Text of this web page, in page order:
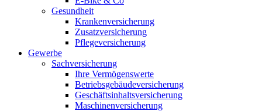
Gesundheit
Krankenversicherung
Zusatzversicherung
Pflegeversicherung
Gewerbe
Sachversicherung
Ihre Vermögenswerte
Betriebsgebäudeversicherung
Geschäftsinhaltsversicherung
Maschinenversicherung